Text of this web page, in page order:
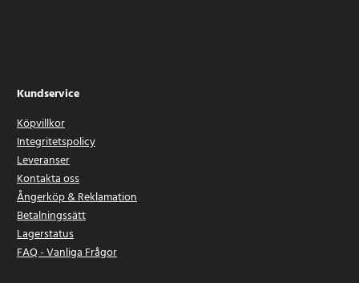
Kundservice
Köpvillkor
Integritetspolicy
Leveranser
Kontakta oss
Ångerköp & Reklamation
Betalningssätt
Lagerstatus
FAQ - Vanliga Frågor